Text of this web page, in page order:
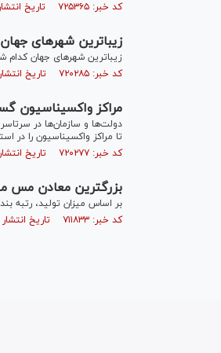
کد خبر: ۷۲۵۳۶۵ تاریخ انتشار : ۱۴۰۰/۰۲/۲۸
زیباترین شهر‌های جهان
زیباترین شهر‌های جهان کدام
کد خبر: ۷۲۰۲۸۵ تاریخ انتشار : ۱۴۰۰/۰۲/۰۸
مراکز واکسیناسیون
دولت‌ها و سازمان‌ها در
تا مراکز واکسیناسیون را در
کد خبر: ۷۲۰۲۷۷ تاریخ انتشار : ۱۴۰۰/۰۲/۰۸
بزرگترین معادن مس
بر اساس میزان تولید، رتبه بندی
کد خبر: ۷۱۱۸۳۳ تاریخ انتشار : ۱۴۰۰/۰۱/۰۲